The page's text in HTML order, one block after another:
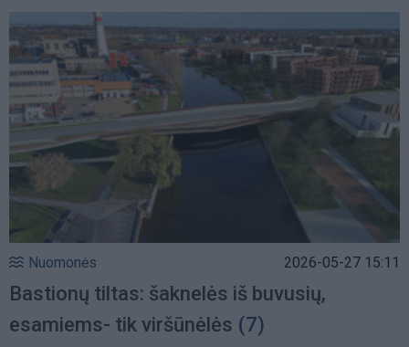
Nuomonės 2026-05-27 15:11
Bastionų tiltas: šaknelės iš buvusių,
esamiems- tik viršūnėlės (7)